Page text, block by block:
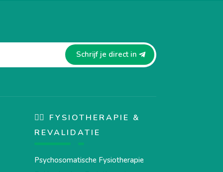
Schrijf je direct in
🏋️‍♀️ FYSIOTHERAPIE &
REVALIDATIE
Psychosomatische Fysiotherapie